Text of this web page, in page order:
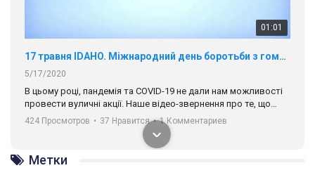
01:01
17 травня IDAHO. Міжнародний день боротьби з гомофобією трансфобією і біфобія.
5/17/2020
В цьому році, пандемія та COVІD-19 не дали нам можливості
провести вуличні акції. Наше відео-звернення про те, що
навіть коли ми у різних містах та не можемо зустрінеться, ми
разом. Ми закликаємо всіх хто поділяє цінності рівності та
солідарності, приєднатися до нас. Регіональні підрозділи
ГАУ є в 16 областях України.
Разом наш голос лунає гучніше!
424 Просмотров • 37 Нравится • 1 Комментариев
Метки